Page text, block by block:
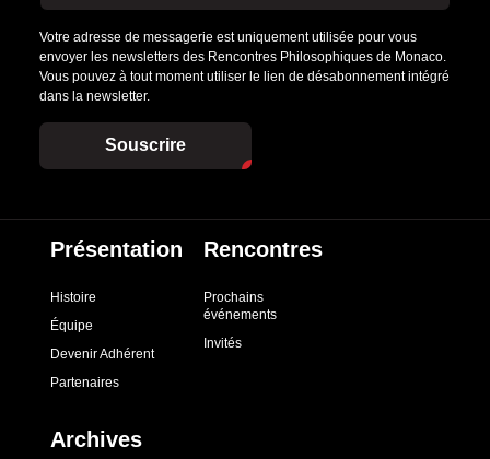
Votre adresse de messagerie est uniquement utilisée pour vous
envoyer les newsletters des Rencontres Philosophiques de Monaco.
Vous pouvez à tout moment utiliser le lien de désabonnement intégré
dans la newsletter.
Souscrire
Présentation
Histoire
Équipe
Devenir Adhérent
Partenaires
Rencontres
Prochains
événements
Invités
Archives